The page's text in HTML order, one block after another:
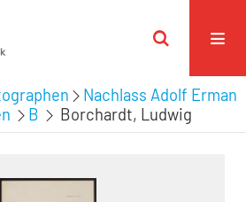
Nachlass Adolf Erman
B Borchardt, Ludwig